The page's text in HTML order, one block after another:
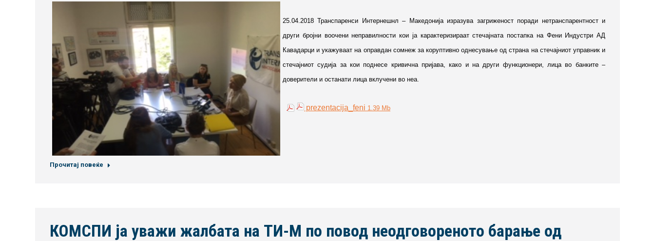
25.04.2018 Транспаренси Интернешнл – Македонија изразува загриженост поради нетранспарентност и
други бројни воочени неправилности кои ја карактеризираат стечајната постапка на Фени Индустри АД
Кавадарци и укажуваат на оправдан сомнеж за коруптивно однесување од страна на стечајниот управник и
стечајниот судија за кои поднесе кривична пријава, како и на други функционери, лица во банките –
доверители и останати лица вклучени во неа.
prezentacija_feni 1.39 Mb
Прочитај повеќе
КОМСПИ ја уважи жалбата на ТИ-М по повод неодговореното барање од